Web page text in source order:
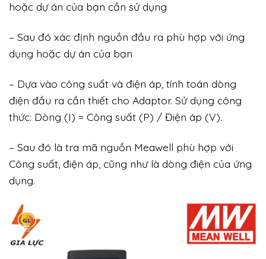
hoặc dự án của bạn cần sử dụng
– Sau đó xác định nguồn đầu ra phù hợp với ứng
dụng hoặc dự án của bạn
– Dựa vào công suất và điện áp, tính toán dòng
điện đầu ra cần thiết cho Adaptor. Sử dụng công
thức: Dòng (I) = Công suất (P) / Điện áp (V).
– Sau đó là tra mã nguồn Meawell phù hợp với
Công suất, điện áp, cũng như là dòng điện của ứng
dụng.